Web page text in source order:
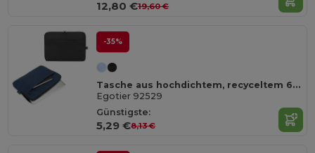
12,80 €19,60 €
-35%
Tasche aus hochdichtem, recyceltem 600D-Polyester für Laptop 14"
Egotier 92529
Günstigste:
5,29 €8,13 €